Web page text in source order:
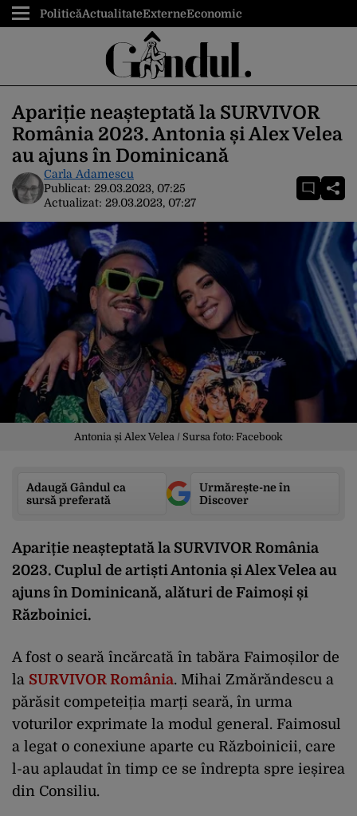
PoliticăActualitateExterneEconomic
Apariție neașteptată la SURVIVOR
România 2023. Antonia și Alex Velea
au ajuns în Dominicană
Carla Adamescu
Publicat: 29.03.2023, 07:25
Actualizat: 29.03.2023, 07:27
Antonia și Alex Velea / Sursa foto: Facebook
Adaugă Gândul ca
sursă preferată
Urmărește-ne în
Discover
Apariție neașteptată la SURVIVOR România
2023. Cuplul de artiști Antonia și Alex Velea au
ajuns în Dominicană, alături de Faimoși și
Războinici.
A fost o seară încărcată în tabăra Faimoșilor de
la SURVIVOR România. Mihai Zmărăndescu a
părăsit competeiția marți seară, în urma
voturilor exprimate la modul general. Faimosul
a legat o conexiune aparte cu Războinicii, care
l-au aplaudat în timp ce se îndrepta spre ieșirea
din Consiliu.